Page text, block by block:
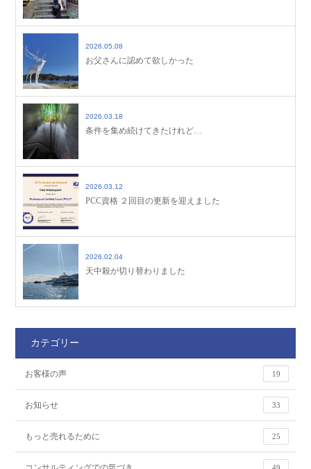
2026.05.08
お父さんに認めて欲しかった
2026.03.18
条件を集め続けてきたけれど…
2026.03.12
PCC資格 ２回目の更新を迎えました
2026.02.04
天中殺が切り替わりました
カテゴリー
お客様の声 19
お知らせ 33
もっと売れるために 25